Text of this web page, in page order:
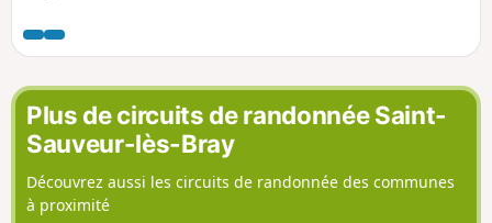
Plus de circuits de randonnée Saint-
Sauveur-lès-Bray
Découvrez aussi les circuits de randonnée des communes
à proximité